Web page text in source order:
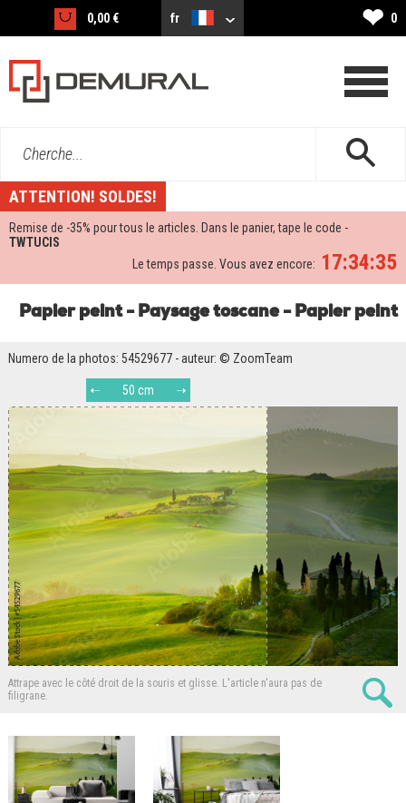
0,00 € fr ❤ 0
Cherche...
ATTENTION! SOLDES!
Remise de -35% pour tous le articles. Dans le panier, tape le code -
TWTUCIS
17:34:34
Le temps passe. Vous avez encore:
Papier peint - Paysage toscane - Papier peint
Numero de la photos: 54529677 - auteur: © ZoomTeam
50 cm
Attrape avec le côté droit de la souris et glisse. L'article n'aura pas de
filigrane.